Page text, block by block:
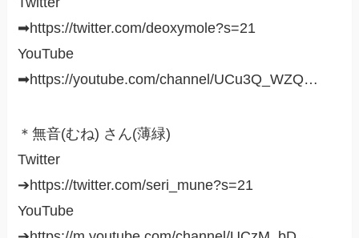
➡︎https://twitter.com/deoxymole?s=21
YouTube︎
➡︎https://youtube.com/channel/UCu3Q_WZQ…
＊無音(むね) さん(薄緑)
Twitter
➔https://twitter.com/seri_mune?s=21
YouTube